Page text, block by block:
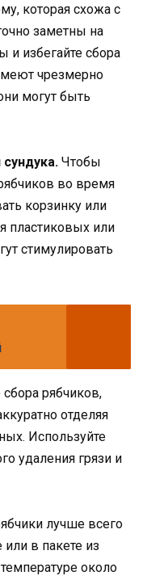
которая схожа с
заметны на
и избегайте сбора
чрезмерно
могут быть
Чтобы
во время
корзинку или
пластиковых или
стимулировать
рябчиков,
отделяя
Используйте
удаления грязи и
лучше всего
в пакете из
около